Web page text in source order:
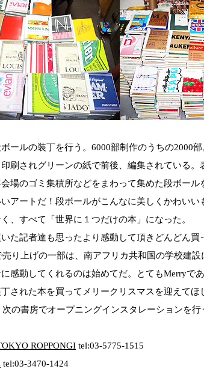
ールの装丁を行う。6000部制作のうちの2000部
刷されグリーンの紙で前後、編集されている。
場のゴミ集積所などをまわって集めた段ボール
アートだ！段ボールがこんなに美しくかわい
、すべて「世界に１つだけの本」になった。
た記者達も思ったより感動して頂きどんどん買
売り上げの一部は、南アフリカ共和国の学校建
感動してくれるのは始めてだ。とてもMerryであ
された本を買ってメリークリスマスを迎えてほ
の書房でオープニングインスタレーションを行
ROPPONGI tel:03-5775-1515
tel:03-3470-1424